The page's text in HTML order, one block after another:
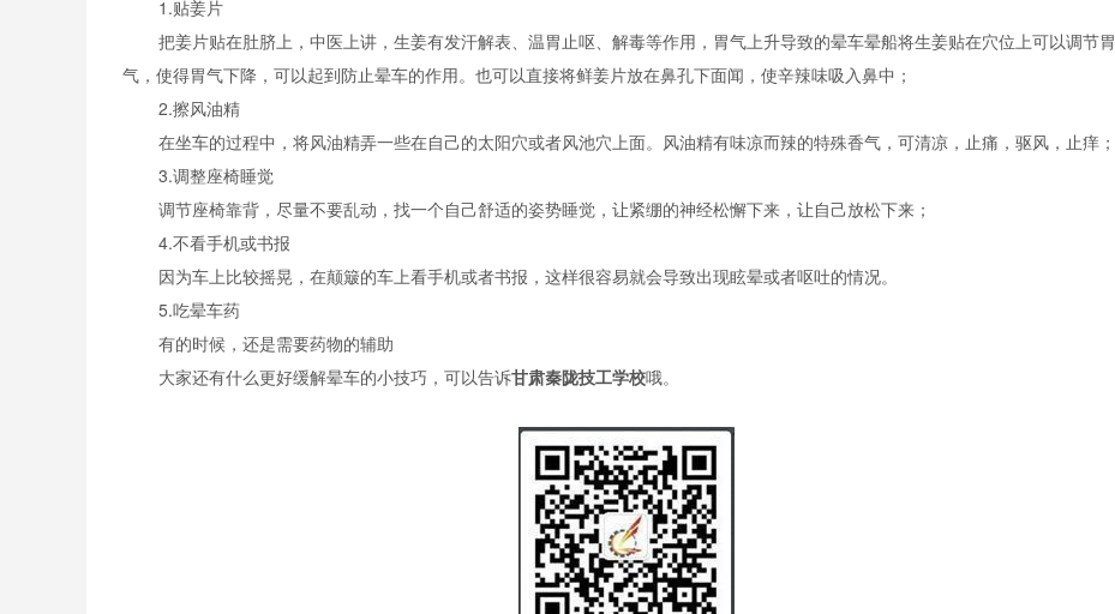
1.贴姜片
把姜片贴在肚脐上，中医上讲，生姜有发汗解表、温胃止呕、解毒等作用，胃气上升导致的晕车晕船将生姜贴在穴位上可以调节胃
气，使得胃气下降，可以起到防止晕车的作用。也可以直接将鲜姜片放在鼻孔下面闻，使辛辣味吸入鼻中；
2.擦风油精
在坐车的过程中，将风油精弄一些在自己的太阳穴或者风池穴上面。风油精有味凉而辣的特殊香气，可清凉，止痛，驱风，止痒；
3.调整座椅睡觉
调节座椅靠背，尽量不要乱动，找一个自己舒适的姿势睡觉，让紧绷的神经松懈下来，让自己放松下来；
4.不看手机或书报
因为车上比较摇晃，在颠簸的车上看手机或者书报，这样很容易就会导致出现眩晕或者呕吐的情况。
5.吃晕车药
有的时候，还是需要药物的辅助
大家还有什么更好缓解晕车的小技巧，可以告诉甘肃秦陇技工学校哦。